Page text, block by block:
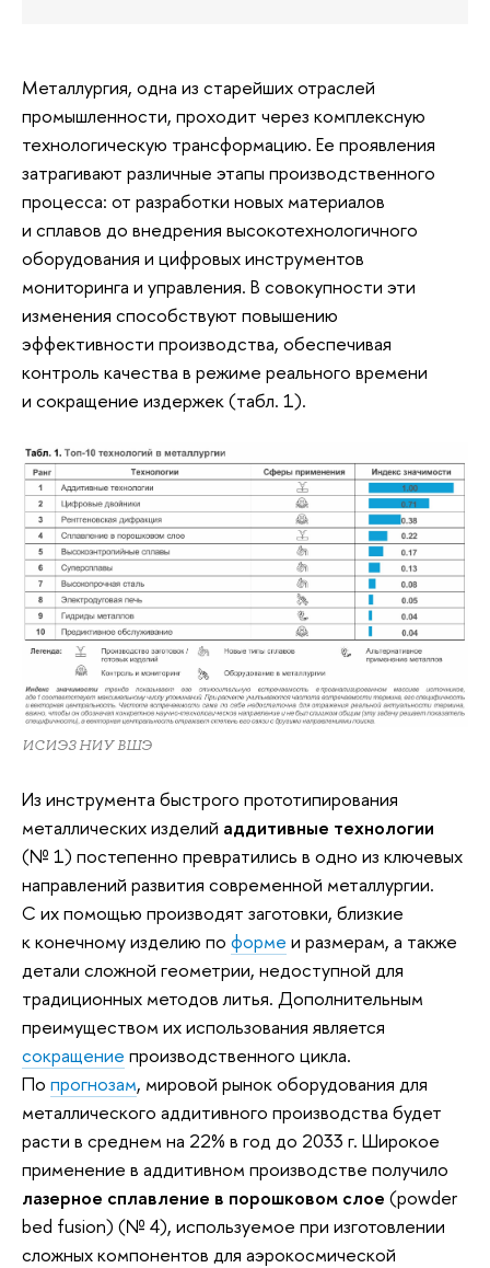
Металлургия, одна из старейших отраслей
промышленности, проходит через комплексную
технологическую трансформацию. Ее проявления
затрагивают различные этапы производственного
процесса: от разработки новых материалов
и сплавов до внедрения высокотехнологичного
оборудования и цифровых инструментов
мониторинга и управления. В совокупности эти
изменения способствуют повышению
эффективности производства, обеспечивая
контроль качества в режиме реального времени
и сокращение издержек (табл. 1).
ИСИЭЗ НИУ ВШЭ
Из инструмента быстрого прототипирования
металлических изделий аддитивные технологии
(№ 1) постепенно превратились в одно из ключевых
направлений развития современной металлургии.
С их помощью производят заготовки, близкие
к конечному изделию по форме и размерам, а также
детали сложной геометрии, недоступной для
традиционных методов литья. Дополнительным
преимуществом их использования является
сокращение производственного цикла.
По прогнозам, мировой рынок оборудования для
металлического аддитивного производства будет
расти в среднем на 22% в год до 2033 г. Широкое
применение в аддитивном производстве получило
лазерное сплавление в порошковом слое (powder
bed fusion) (№ 4), используемое при изготовлении
сложных компонентов для аэрокосмической